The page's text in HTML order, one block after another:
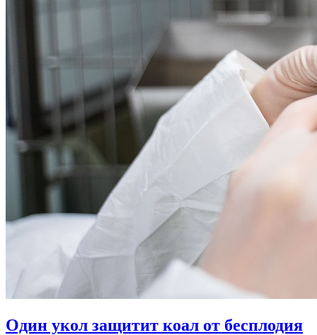
Один укол защитит коал от бесплодия